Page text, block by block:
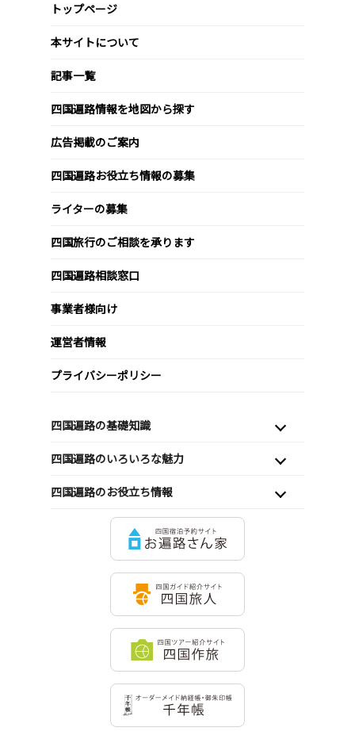
トップページ
本サイトについて
記事一覧
四国遍路情報を地図から探す
広告掲載のご案内
四国遍路お役立ち情報の募集
ライターの募集
四国旅行のご相談を承ります
四国遍路相談窓口
事業者様向け
運営者情報
プライバシーポリシー
四国遍路の基礎知識
四国遍路のいろいろな魅力
四国遍路のお役立ち情報